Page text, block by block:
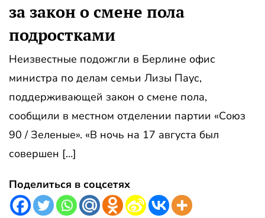
за закон о смене пола
подростками
Неизвестные подожгли в Берлине офис
министра по делам семьи Лизы Паус,
поддерживающей закон о смене пола,
сообщили в местном отделении партии «Союз
90 / Зеленые». «В ночь на 17 августа был
совершен […]
Поделиться в соцсетях